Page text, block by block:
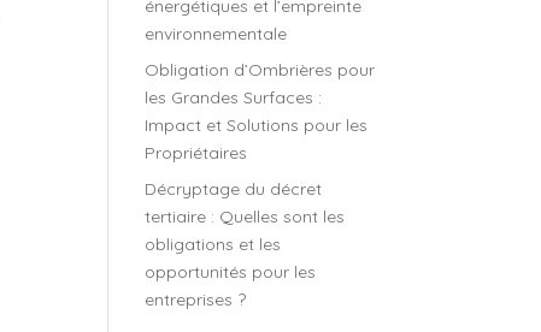
énergétiques et l’empreinte
environnementale
Obligation d’Ombrières pour
les Grandes Surfaces :
Impact et Solutions pour les
Propriétaires
Décryptage du décret
tertiaire : Quelles sont les
obligations et les
opportunités pour les
entreprises ?